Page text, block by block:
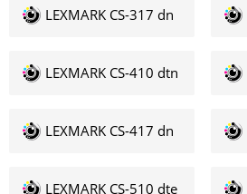
LEXMARK CS-317 dn
LEXMARK CS-410 dtn
LEXMARK CS-417 dn
LEXMARK CS-510 dte